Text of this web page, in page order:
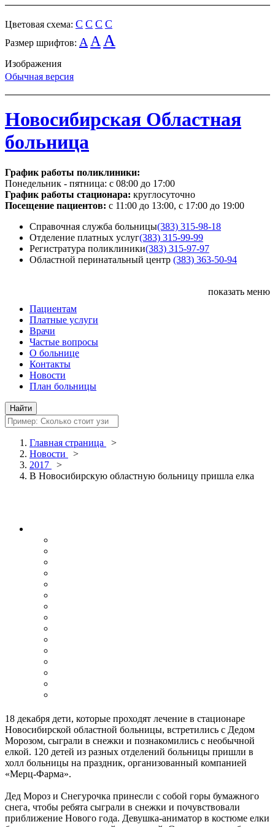
Цветовая схема: C C C C
Размер шрифтов: A A A
Изображения
Обычная версия
Новосибирская Областная
больница
График работы поликлиники:
Понедельник - пятница: с 08:00 до 17:00
График работы стационара: круглосуточно
Посещение пациентов: с 11:00 до 13:00, с 17:00 до 19:00
Справочная служба больницы(383) 315-98-18
Отделение платных услуг(383) 315-99-99
Регистратура поликлиники(383) 315-97-97
Областной перинатальный центр (383) 363-50-94
показать меню
Пациентам
Платные услуги
Врачи
Частые вопросы
О больнице
Контакты
Новости
План больницы
Главная страница
>
Новости
>
2017
>
В Новосибирскую областную больницу пришла елка
18 декабря дети, которые проходят лечение в стационаре
Новосибирской областной больницы, встретились с Дедом
Морозом, сыграли в снежки и познакомились с необычной
елкой. 120 детей из разных отделений больницы пришли в
холл больницы на праздник, организованный компанией
«Мерц-Фарма».
Дед Мороз и Снегурочка принесли с собой горы бумажного
снега, чтобы ребята сыграли в снежки и почувствовали
приближение Нового года. Девушка-аниматор в костюме елки